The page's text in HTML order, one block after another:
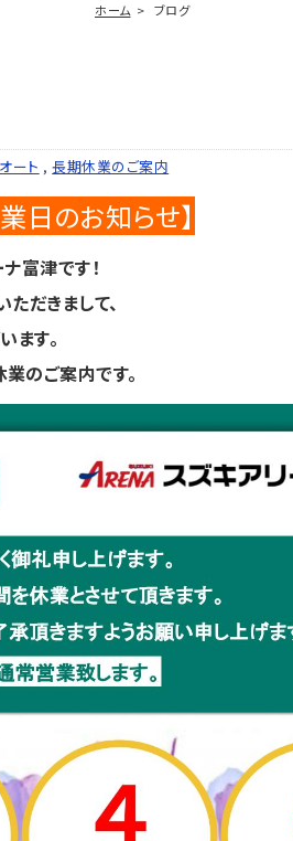
ホーム ブログ
ート ,長期休業のご案内
日のお知らせ】
富津です！
だきまして、
ます。
のご案内です。